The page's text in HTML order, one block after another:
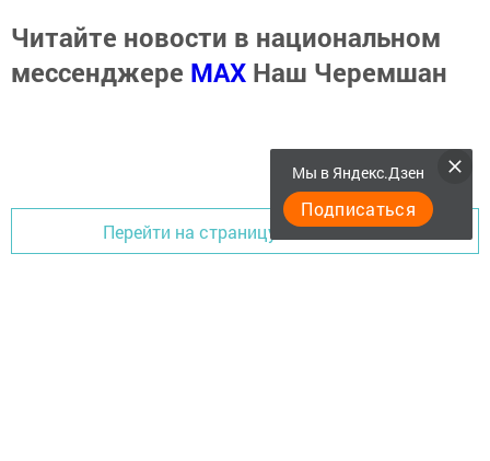
Читайте новости в национальном
мессенджере MАХ Наш Черемшан
Перейти на страницу новости
Мы в Яндекс.Дзен
Подписаться